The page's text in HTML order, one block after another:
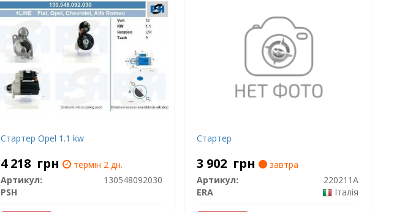
Стартер Opel 1.1 kw
4 218 грн
термін 2 дн.
Артикул:
130548092030
PSH
Стартер
3 902 грн
завтра
Артикул:
220211A
ERA
Італія